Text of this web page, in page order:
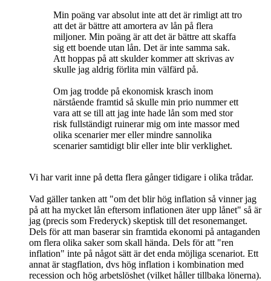
Min poäng var absolut inte att det är rimligt att tro
att det är bättre att amortera av lån på flera
miljoner. Min poäng är att det är bättre att skaffa
sig ett boende utan lån. Det är inte samma sak.
Att hoppas på att skulder kommer att skrivas av
skulle jag aldrig förlita min välfärd på.
Om jag trodde på ekonomisk krasch inom
närstående framtid så skulle min prio nummer ett
vara att se till att jag inte hade lån som med stor
risk fullständigt ruinerar mig om inte massor med
olika scenarier mer eller mindre sannolika
scenarier samtidigt blir eller inte blir verklighet.
Vi har varit inne på detta flera gånger tidigare i olika trådar.
Vad gäller tanken att "om det blir hög inflation så vinner jag
på att ha mycket lån eftersom inflationen äter upp lånet" så är
jag (precis som Frederyck) skeptisk till det resonemanget.
Dels för att man baserar sin framtida ekonomi på antaganden
om flera olika saker som skall hända. Dels för att "ren
inflation" inte på något sätt är det enda möjliga scenariot. Ett
annat är stagflation, dvs hög inflation i kombination med
recession och hög arbetslöshet (vilket håller tillbaka lönerna).